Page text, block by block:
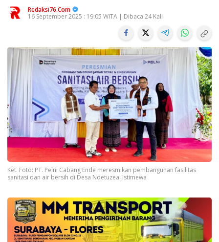
Redaksi76.com
16 September 2025 : 19:05 WITA | Dibaca 24 Kali
Ket. Foto: PT. Pelni Cabang Ende meresmikan pembangunan fasilitas
sanitasi dan air bersih di Desa Ndetuzea. Istimewa